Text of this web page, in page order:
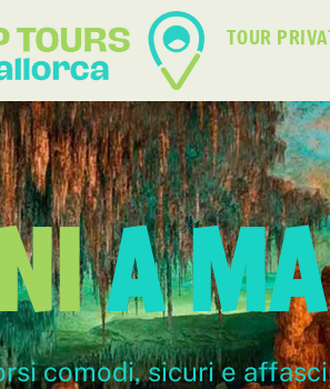
TOUR
A
comodi, sicuri e